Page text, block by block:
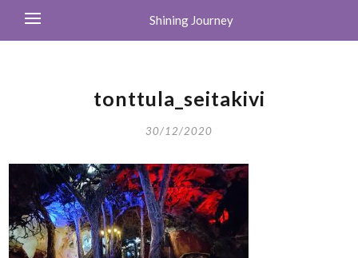
Shining Journey
tonttula_seitakivi
30/12/2020